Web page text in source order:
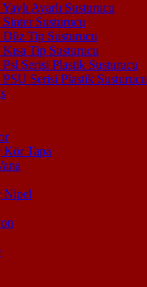
Ayarlı Susturucu
Susturucu
Tip Susturucu
Tip Susturucu
Serisi Plastik Susturucu
Serisi Plastik Susturucu
Kör Tapa
Nipel